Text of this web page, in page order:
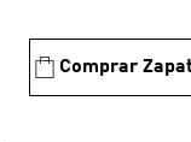
Comprar